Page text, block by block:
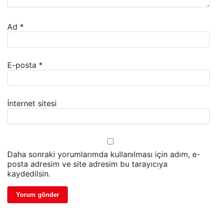
Ad *
E-posta *
İnternet sitesi
Daha sonraki yorumlarımda kullanılması için adım, e-
posta adresim ve site adresim bu tarayıcıya
kaydedilsin.